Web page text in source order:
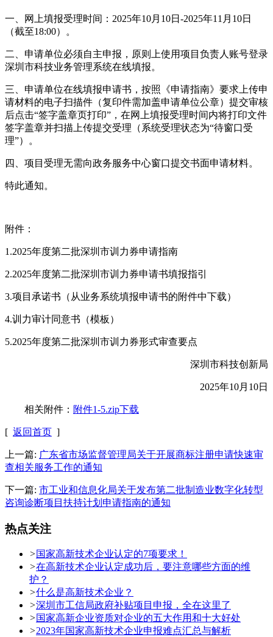
一、网上填报受理时间：2025年10月10日-2025年11月10日
（截至18:00）。
二、申请单位必须自主申报，原则上使用项目负责人账号登录
深圳市科技业务管理系统在线填报。
三、申请单位在线填报申请书，按照《申请指南》要求上传申
请材料的电子扫描件（复印件需加盖申请单位公章）提交审核
后点击“签字盖章页打印”，在网上填报受理时间内将打印文件
签字盖章并扫描上传提交受理（系统受理状态为“待窗口受
理”）。
四、项目受理无需向政务服务中心窗口提交书面申请材料。
特此通知。
附件：
1.2025年度第二批深圳市训力券申请指南
2.2025年度第二批深圳市训力券申请书填报指引
3.项目承诺书（从业务系统填报申请书的附件中下载）
4.训力审计同意书（模板）
5.2025年度第二批深圳市训力券形式审查要点
深圳市科技创新局
2025年10月10日
相关附件： 附件1-5.zip下载
[ 返回首页 ]
上一篇: 广东省市场监督管理局关于开展商标注册申请快速审
查相关服务工作的通知
下一篇: 市工业和信息化局关于发布第二批制造业数字化转型
咨询诊断项目扶持计划申请指南的通知
热点关注
>国家高新技术企业认定的7项要求！
>在高新技术企业认定成功后，要注意哪些方面的维
护？
>什么是高新技术企业？
>深圳市工信局政府补贴项目申报，全在这里了
>国家高新企业资质对企业的五大作用和十大好处
>2023年国家高新技术企业申报难点汇总与解析